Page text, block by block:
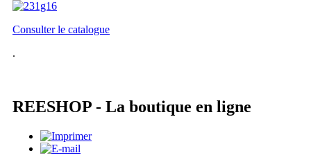
Consulter le catalogue
.
REESHOP - La boutique en ligne